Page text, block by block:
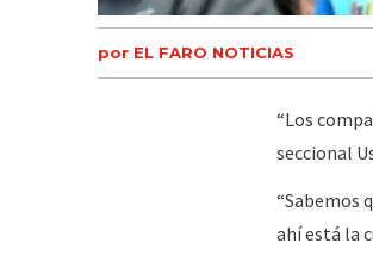
por EL FARO NOTICIAS
“Los
seccional
“Sabemos
ahí está la